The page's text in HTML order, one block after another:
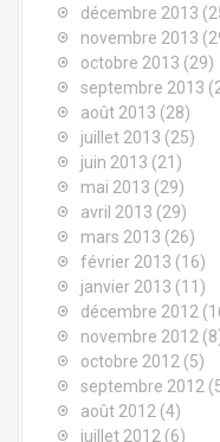
décembre 2013
novembre 2013
octobre 2013 (29)
septembre 2013
août 2013 (28)
juillet 2013 (25)
juin 2013 (21)
mai 2013 (29)
avril 2013 (29)
mars 2013 (26)
février 2013 (16)
janvier 2013 (11)
décembre 2012
novembre 2012
octobre 2012 (5)
septembre 2012
août 2012 (4)
juillet 2012 (6)